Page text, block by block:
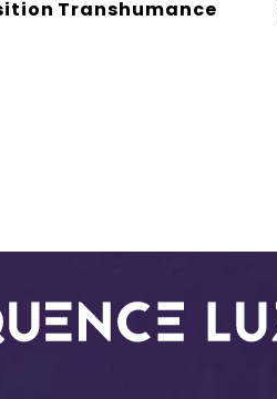
Transhumance